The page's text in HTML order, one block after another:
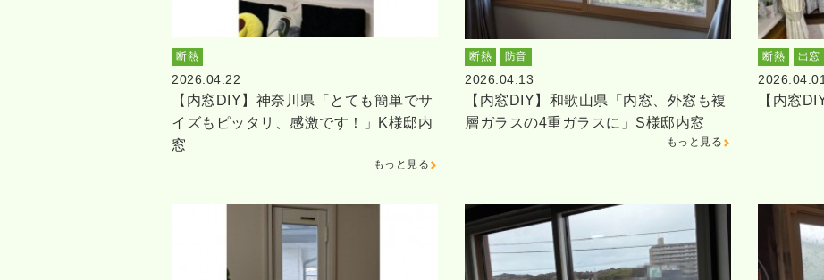
断熱
2026.04.22
【内窓DIY】神奈川県「とても簡単でサ
イズもピッタリ、感激です！」K様邸内
窓
もっと見る
断熱 防音
2026.04.13
【内窓DIY】和歌山県「内窓、外窓も複
層ガラスの4重ガラスに」S様邸内窓
もっと見る
断熱 出窓
2026.04.01
【内窓